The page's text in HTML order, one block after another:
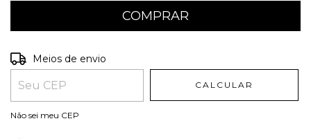
Entregas para o CEP:
Meios de envio
CALCULAR
Não sei meu CEP